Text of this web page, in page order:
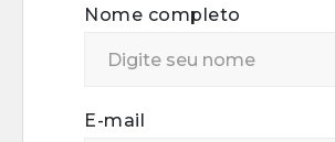
Nome completo
E-mail